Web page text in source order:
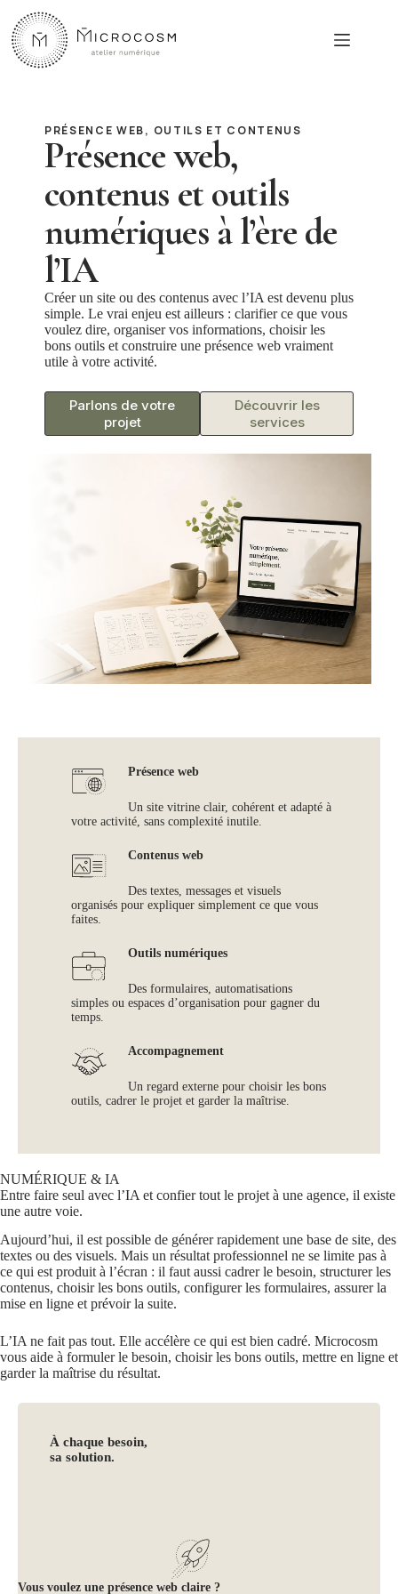
contenu
PRÉSENCE WEB, OUTILS ET CONTENUS
Présence web,
contenus et outils
numériques à l’ère de
l’IA
Créer un site ou des contenus avec l’IA est devenu plus
simple. Le vrai enjeu est ailleurs : clarifier ce que vous
voulez dire, organiser vos informations, choisir les
bons outils et construire une présence web vraiment
utile à votre activité.
Parlons de votre
projet
Découvrir les
services
Présence web
Un site vitrine clair, cohérent et adapté à
votre activité, sans complexité inutile.
Contenus web
Des textes, messages et visuels
organisés pour expliquer simplement ce que vous
faites.
Outils numériques
Des formulaires, automatisations
simples ou espaces d’organisation pour gagner du
temps.
Accompagnement
Un regard externe pour choisir les bons
outils, cadrer le projet et garder la maîtrise.
NUMÉRIQUE & IA
Entre faire seul avec l’IA et confier tout le projet à une agence, il existe
une autre voie.
Aujourd’hui, il est possible de générer rapidement une base de site, des
textes ou des visuels. Mais un résultat professionnel ne se limite pas à
ce qui est produit à l’écran : il faut aussi cadrer le besoin, structurer les
contenus, choisir les bons outils, configurer les formulaires, assurer la
mise en ligne et prévoir la suite.
L’IA ne fait pas tout. Elle accélère ce qui est bien cadré. Microcosm
vous aide à formuler le besoin, choisir les bons outils, mettre en ligne et
garder la maîtrise du résultat.
À chaque besoin,
sa solution.
Vous voulez une présence web claire ?